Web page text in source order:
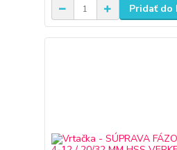
Pridať do